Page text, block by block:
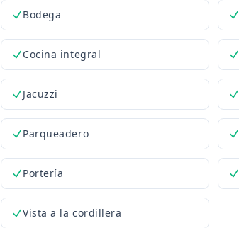
Bodega
Cocina integral
Jacuzzi
Parqueadero
Portería
Vista a la cordillera